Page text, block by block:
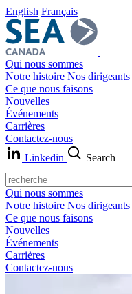
English Français
Qui nous sommes
Notre histoire Nos dirigeants
Ce que nous faisons
Nouvelles
Événements
Carrières
Contactez-nous
Linkedin
Search
Qui nous sommes
Notre histoire Nos dirigeants
Ce que nous faisons
Nouvelles
Événements
Carrières
Contactez-nous